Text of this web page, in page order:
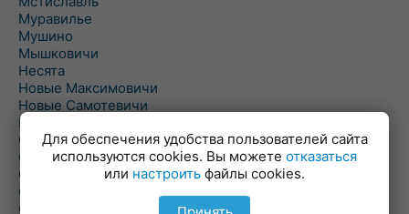
Муравилье
Мушино
Мышковичи
Несята
Новые Максимовичи
Новые Самотевичи
Новый Быхов
Овсянка
Ордать
Ореховка
Осиновка
Осиповичи
Для обеспечения удобства пользователей сайта
используются cookies. Вы можете отказаться
или настроить файлы cookies.